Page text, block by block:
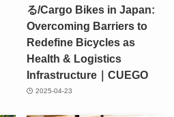
る/Cargo Bikes in Japan:
Overcoming Barriers to
Redefine Bicycles as
Health & Logistics
Infrastructure｜CUEGO
2025-04-23